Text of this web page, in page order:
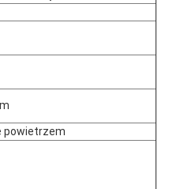
powietrzem